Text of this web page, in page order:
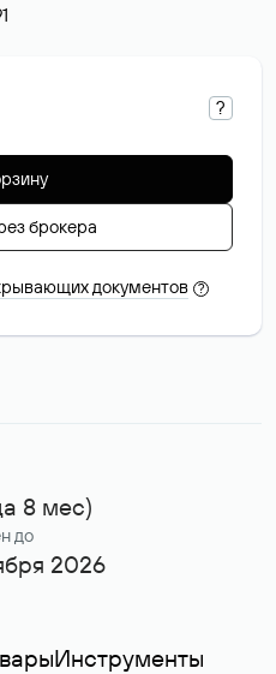
?
брокера
документов ?
8 мес)
до
2026
Инструменты